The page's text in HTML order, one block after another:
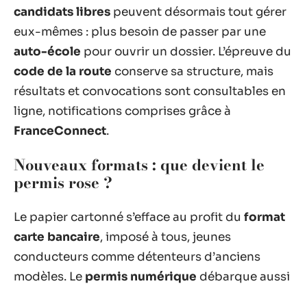
candidats libres peuvent désormais tout gérer
eux-mêmes : plus besoin de passer par une
auto-école pour ouvrir un dossier. L’épreuve du
code de la route conserve sa structure, mais
résultats et convocations sont consultables en
ligne, notifications comprises grâce à
FranceConnect.
Nouveaux formats : que devient le
permis rose ?
Le papier cartonné s’efface au profit du format
carte bancaire, imposé à tous, jeunes
conducteurs comme détenteurs d’anciens
modèles. Le permis numérique débarque aussi